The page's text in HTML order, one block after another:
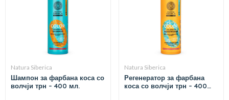
Natura Siberica
Шампон за фарбана коса со
волчји трн – 400 мл.
Natura Siberica
Регенератор за фарбана
коса со волчји трн – 400